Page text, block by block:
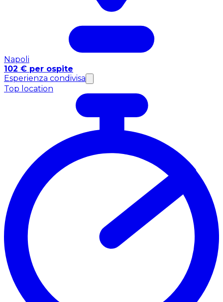
Napoli
102 € per ospite
Esperienza condivisa
Top location